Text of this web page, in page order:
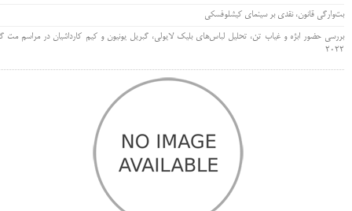
بت‌وارگی قانون، نقدی بر سینمای کیشلوفسکی
بررسی حضور ابژه و غیاب تن، تحلیل لباس‌های بلیک لایولی، گبریل یونیون و کیم کارداشیان در مراسم مت
۲۰۲۲